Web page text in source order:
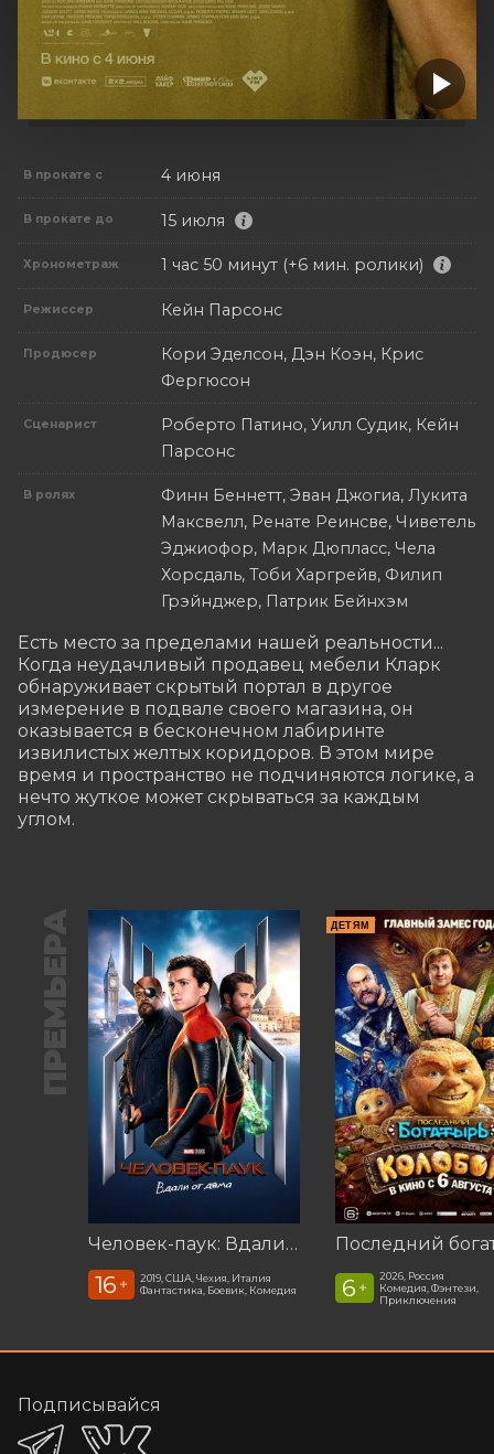
В прокате с 4 июня
В прокате до 15 июля
Хронометраж 1 час 50 минут (+6 мин. ролики)
Режиссер Кейн Парсонс
Продюсер
Кори Эделсон, Дэн Коэн, Крис
Фергюсон
Сценарист
Роберто Патино, Уилл Судик, Кейн
Парсонс
В ролях
Финн Беннетт, Эван Джогиа, Лукита
Максвелл, Ренате Реинсве, Чиветель
Эджиофор, Марк Дюпласс, Чела
Хорсдаль, Тоби Харгрейв, Филип
Грэйнджер, Патрик Бейнхэм
Есть место за пределами нашей реальности...
Когда неудачливый продавец мебели Кларк
обнаруживает скрытый портал в другое
измерение в подвале своего магазина, он
оказывается в бесконечном лабиринте
извилистых желтых коридоров. В этом мире
время и пространство не подчиняются логике, а
нечто жуткое может скрываться за каждым
углом.
ПРЕМЬЕРА
Человек-паук: Вдали от дома (2019)
16 +
2019, США, Чехия, Италия
Фантастика, Боевик, Комедия
ДЕТЯМ
6 +
2026, Россия
Комедия, Фэнтези,
Приключения
Подписывайся